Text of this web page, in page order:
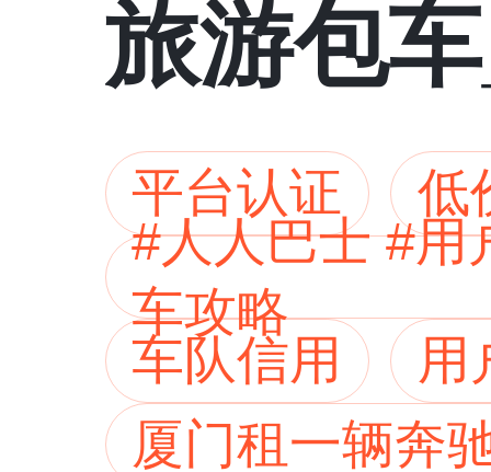
旅游包
车型齐全
平台认证
低
#人人巴士 #用
车攻略
车队信用
用
厦门租一辆奔